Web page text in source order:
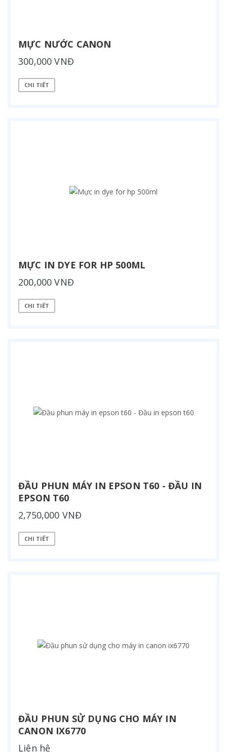
MỰC NƯỚC CANON
300,000 VNĐ
CHI TIẾT
MỰC IN DYE FOR HP 500ML
200,000 VNĐ
CHI TIẾT
ĐẦU PHUN MÁY IN EPSON T60 - ĐẦU IN
EPSON T60
2,750,000 VNĐ
CHI TIẾT
ĐẦU PHUN SỬ DỤNG CHO MÁY IN
CANON IX6770
Liên hệ